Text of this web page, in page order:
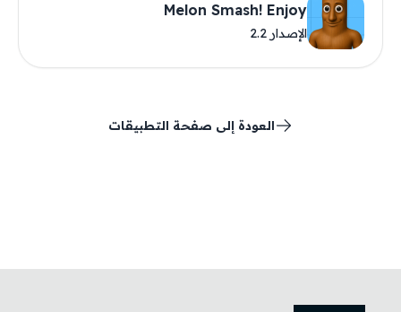
Melon Smash! Enjoy
الإصدار 2.2
العودة إلى صفحة التطبيقات